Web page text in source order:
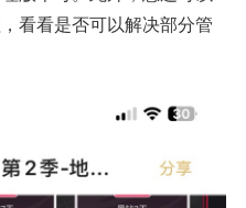
看看是否可以解决部分管